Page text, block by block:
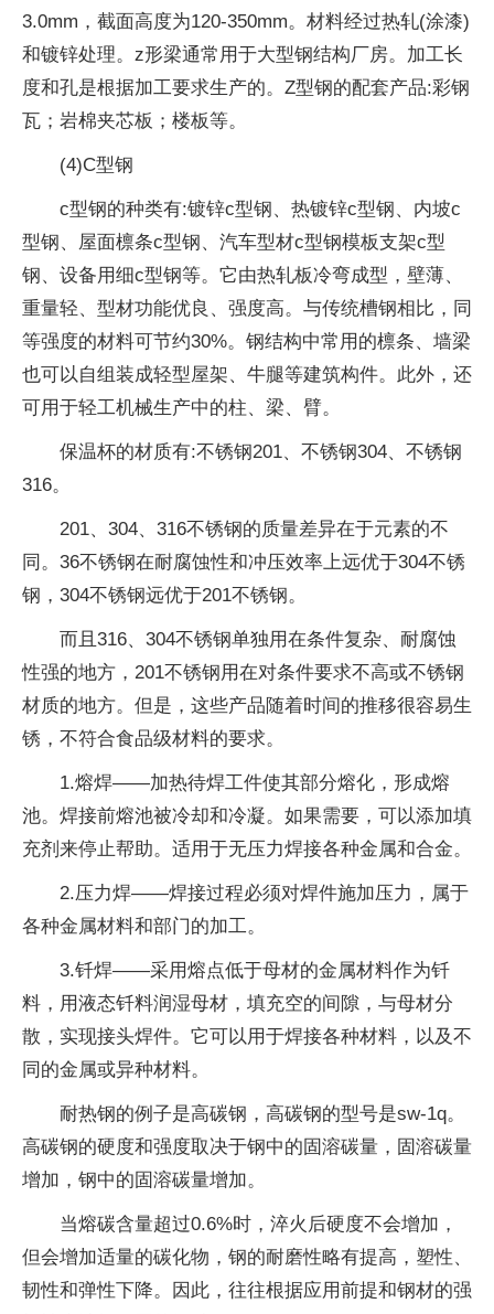
3.0mm，截面高度为120-350mm。材料经过热轧(涂漆)
和镀锌处理。z形梁通常用于大型钢结构厂房。加工长
度和孔是根据加工要求生产的。Z型钢的配套产品:彩钢
瓦；岩棉夹芯板；楼板等。
(4)C型钢
c型钢的种类有:镀锌c型钢、热镀锌c型钢、内坡c
型钢、屋面檩条c型钢、汽车型材c型钢模板支架c型
钢、设备用细c型钢等。它由热轧板冷弯成型，壁薄、
重量轻、型材功能优良、强度高。与传统槽钢相比，同
等强度的材料可节约30%。钢结构中常用的檩条、墙梁
也可以自组装成轻型屋架、牛腿等建筑构件。此外，还
可用于轻工机械生产中的柱、梁、臂。
保温杯的材质有:不锈钢201、不锈钢304、不锈钢
316。
201、304、316不锈钢的质量差异在于元素的不
同。36不锈钢在耐腐蚀性和冲压效率上远优于304不锈
钢，304不锈钢远优于201不锈钢。
而且316、304不锈钢单独用在条件复杂、耐腐蚀
性强的地方，201不锈钢用在对条件要求不高或不锈钢
材质的地方。但是，这些产品随着时间的推移很容易生
锈，不符合食品级材料的要求。
1.熔焊——加热待焊工件使其部分熔化，形成熔
池。焊接前熔池被冷却和冷凝。如果需要，可以添加填
充剂来停止帮助。适用于无压力焊接各种金属和合金。
2.压力焊——焊接过程必须对焊件施加压力，属于
各种金属材料和部门的加工。
3.钎焊——采用熔点低于母材的金属材料作为钎
料，用液态钎料润湿母材，填充空的间隙，与母材分
散，实现接头焊件。它可以用于焊接各种材料，以及不
同的金属或异种材料。
耐热钢的例子是高碳钢，高碳钢的型号是sw-1q。
高碳钢的硬度和强度取决于钢中的固溶碳量，固溶碳量
增加，钢中的固溶碳量增加。
当熔碳含量超过0.6%时，淬火后硬度不会增加，
但会增加适量的碳化物，钢的耐磨性略有提高，塑性、
韧性和弹性下降。因此，往往根据应用前提和钢材的强